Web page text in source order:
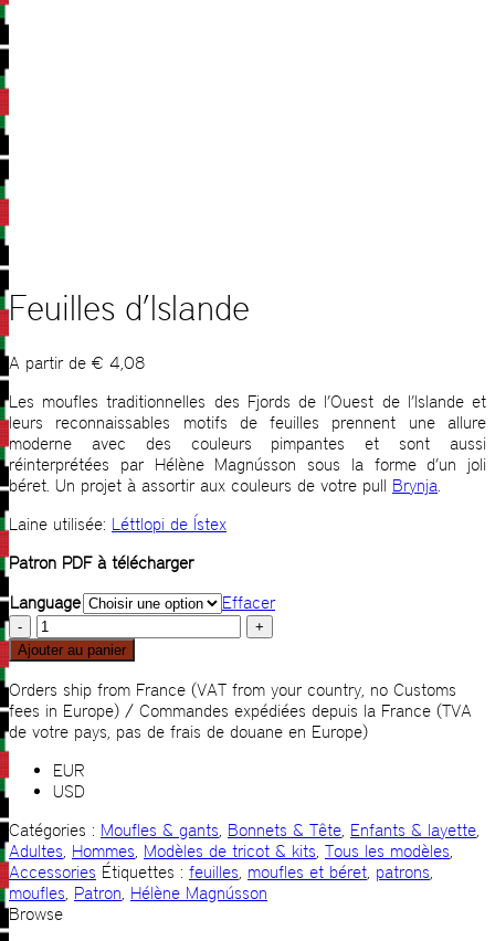
Feuilles d’Islande
A partir de € 4,08
Les moufles traditionnelles des Fjords de l’Ouest de l’Islande et
leurs reconnaissables motifs de feuilles prennent une allure
moderne avec des couleurs pimpantes et sont aussi
réinterprétées par Hélène Magnússon sous la forme d’un joli
béret. Un projet à assortir aux couleurs de votre pull Brynja.
Laine utilisée: Léttlopi de Ístex
Patron PDF à télécharger
Language
Effacer
quantité
de
Feuilles
d’Islande
Ajouter au panier
Orders ship from France (VAT from your country, no Customs
fees in Europe) / Commandes expédiées depuis la France (TVA
de votre pays, pas de frais de douane en Europe)
EUR
USD
Catégories : Moufles & gants, Bonnets & Tête, Enfants & layette,
Adultes, Hommes, Modèles de tricot & kits, Tous les modèles,
Accessories Étiquettes : feuilles, moufles et béret, patrons,
moufles, Patron, Hélène Magnússon
Browse